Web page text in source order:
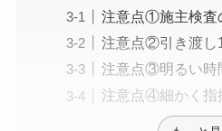
注意点①施主検査
注意点②引き渡し
注意点③明るい時
注意点④細かく指